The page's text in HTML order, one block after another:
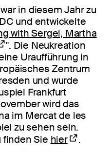
in diesem Jahr zu
und entwickelte
with Sergei, Martha
". Die Neukreation
Uraufführung in
Zentrum
und wurde
Frankfurt
wird das
im Mercat de les
zu sehen sein.
finden Sie hier .